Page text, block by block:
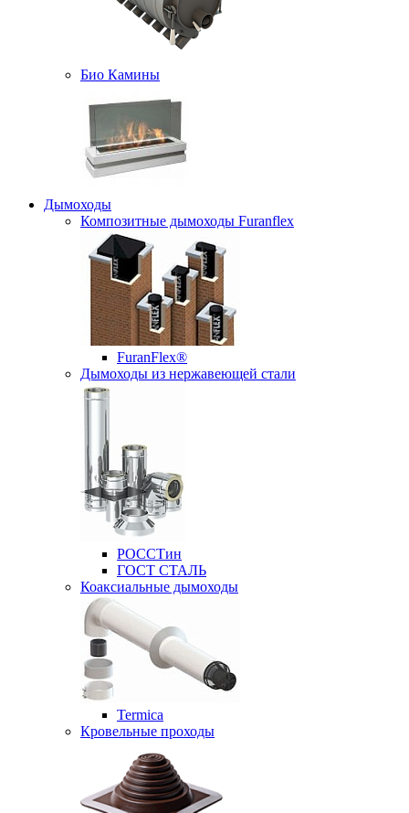
Био Камины
Дымоходы
Композитные дымоходы Furanflex
FuranFlex®
Дымоходы из нержавеющей стали
РОССТин
ГОСТ СТАЛЬ
Коаксиальные дымоходы
Termica
Кровельные проходы